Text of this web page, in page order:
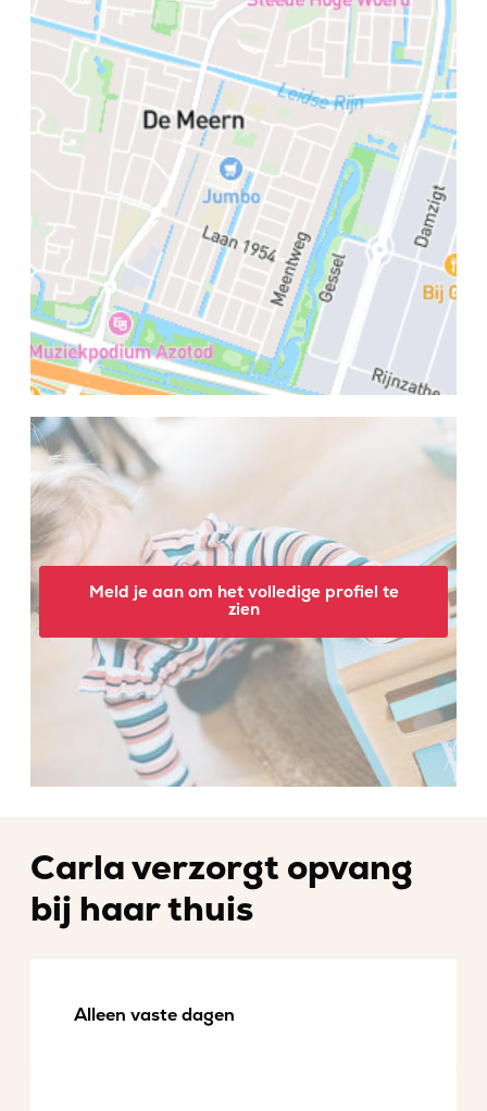
Meld je aan om het volledige profiel te
zien
Carla verzorgt opvang
bij haar thuis
Alleen vaste dagen